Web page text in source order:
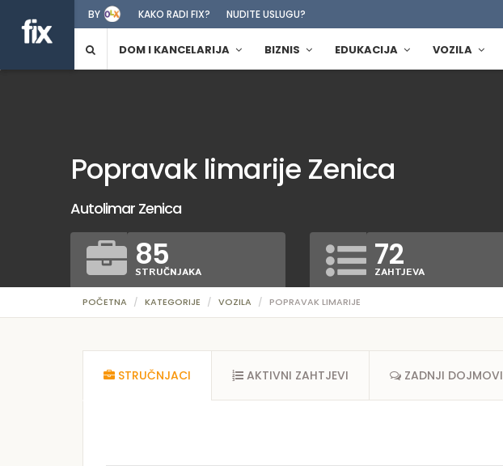
BY KAKO RADI FIX? NUDITE USLUGU?
DOM I KANCELARIJA BIZNIS EDUKACIJA VOZILA
POČETNA KATEGORIJE VOZILA POPRAVAK LIMARIJE
Popravak limarije Zenica
Autolimar Zenica
85
STRUČNJAKA 72
ZAHTJEVA
STRUČNJACI AKTIVNI ZAHTJEVI ZADNJI DOJMOVI